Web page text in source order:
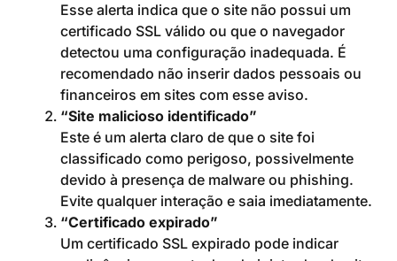
Esse alerta indica que o site não possui um
certificado SSL válido ou que o navegador
detectou uma configuração inadequada. É
recomendado não inserir dados pessoais ou
financeiros em sites com esse aviso.
“Site malicioso identificado”
Este é um alerta claro de que o site foi
classificado como perigoso, possivelmente
devido à presença de malware ou phishing.
Evite qualquer interação e saia imediatamente.
“Certificado expirado”
Um certificado SSL expirado pode indicar